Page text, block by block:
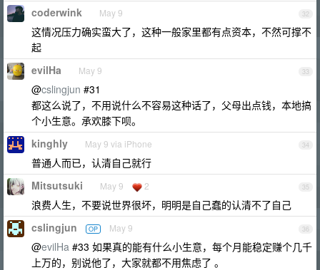
32
coderwink May 9
这情况压力确实蛮大了，这种一般家里都有点资本，不然可撑不
起
33
evilHa May 9
@cslingjun #31
都这么说了，不用说什么不容易这种话了，父母出点钱，本地搞
个小生意。承欢膝下呗。
34
kinghly May 9 via iPhone
普通人而已，认清自己就行
35
Mitsutsuki May 9 2
浪费人生，不要说世界很坏，明明是自己蠢的认清不了自己
36
cslingjun OP May 9
@evilHa #33 如果真的能有什么小生意，每个月能稳定赚个几千
上万的，别说他了，大家就都不用焦虑了 。